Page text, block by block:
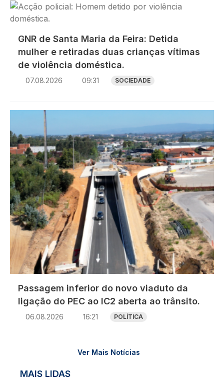
Imagem
GNR de Santa Maria da Feira: Detida
mulher e retiradas duas crianças vítimas
de violência doméstica.
07.08.2026 09:31 SOCIEDADE
Passagem inferior do novo viaduto da
ligação do PEC ao IC2 aberta ao trânsito.
06.08.2026 16:21 POLÍTICA
Ver Mais Notícias
MAIS LIDAS